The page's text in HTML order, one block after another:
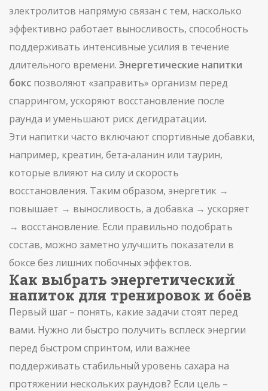
электролитов напрямую связан с тем, насколько
эффективно работает выносливость, способность
поддерживать интенсивные усилия в течение
длительного времени. Энергетические напитки
бокс позволяют «заправить» организм перед
спаррингом, ускоряют восстановление после
раунда и уменьшают риск дегидратации.
Эти напитки часто включают спортивные добавки,
например, креатин, бета‑аланин или таурин,
которые влияют на силу и скорость
восстановления. Таким образом, энергетик →
повышает → выносливость, а добавка → ускоряет
→ восстановление. Если правильно подобрать
состав, можно заметно улучшить показатели в
боксе без лишних побочных эффектов.
Как выбрать энергетический
напиток для тренировок и боёв
Первый шаг – понять, какие задачи стоят перед
вами. Нужно ли быстро получить всплеск энергии
перед быстром спринтом, или важнее
поддерживать стабильный уровень сахара на
протяжении нескольких раундов? Если цель –